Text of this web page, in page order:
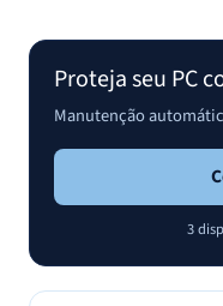
Proteja seu PC
Manutenção
3